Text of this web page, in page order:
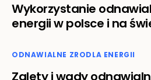
Wykorzystanie
energii w polsce i na
ODNAWIALNE ZRODLA ENERGII
Zalety i wady